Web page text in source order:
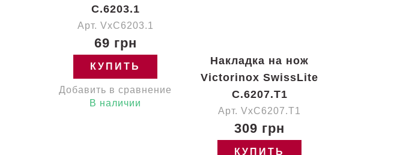
C.6203.1
Арт. VxC6203.1
69 грн
КУПИТЬ
Добавить в сравнение
В наличии
Накладка на нож
Victorinox SwissLite
C.6207.T1
Арт. VxC6207.T1
309 грн
КУПИТЬ